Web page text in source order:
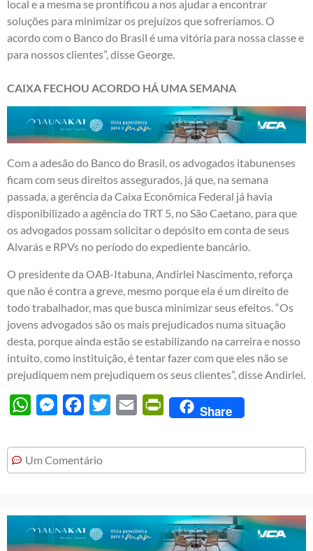
local e a mesma se prontificou a nos ajudar a encontrar
soluções para minimizar os prejuízos que sofreríamos. O
acordo com o Banco do Brasil é uma vitória para nossa classe e
para nossos clientes”, disse George.
CAIXA FECHOU ACORDO HÁ UMA SEMANA
Com a adesão do Banco do Brasil, os advogados itabunenses
ficam com seus direitos assegurados, já que, na semana
passada, a gerência da Caixa Econômica Federal já havia
disponibilizado a agência do TRT 5, no São Caetano, para que
os advogados possam solicitar o depósito em conta de seus
Alvarás e RPVs no período do expediente bancário.
O presidente da OAB-Itabuna, Andirlei Nascimento, reforça
que não é contra a greve, mesmo porque ela é um direito de
todo trabalhador, mas que busca minimizar seus efeitos. “Os
jovens advogados são os mais prejudicados numa situação
desta, porque ainda estão se estabilizando na carreira e nosso
intuito, como instituição, é tentar fazer com que eles não se
prejudiquem nem prejudiquem os seus clientes”, disse Andirlei.
WhatsAppMessengerFacebook
Twitter Email PrintFriendly
Share
Um Comentário